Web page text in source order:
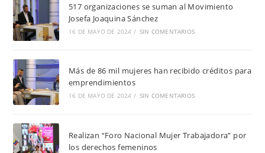
517 organizaciones se suman al Movimiento
Josefa Joaquina Sánchez
16 DE MAYO DE 2024 / SIN COMENTARIOS
Más de 86 mil mujeres han recibido créditos para
emprendimientos
16 DE MAYO DE 2024 / SIN COMENTARIOS
Realizan “Foro Nacional Mujer Trabajadora” por
los derechos femeninos